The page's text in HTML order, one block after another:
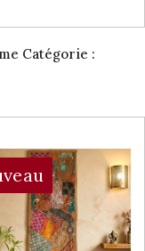
Catégorie :